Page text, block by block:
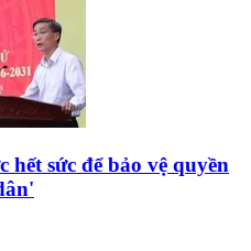
sức để bảo vệ quyền